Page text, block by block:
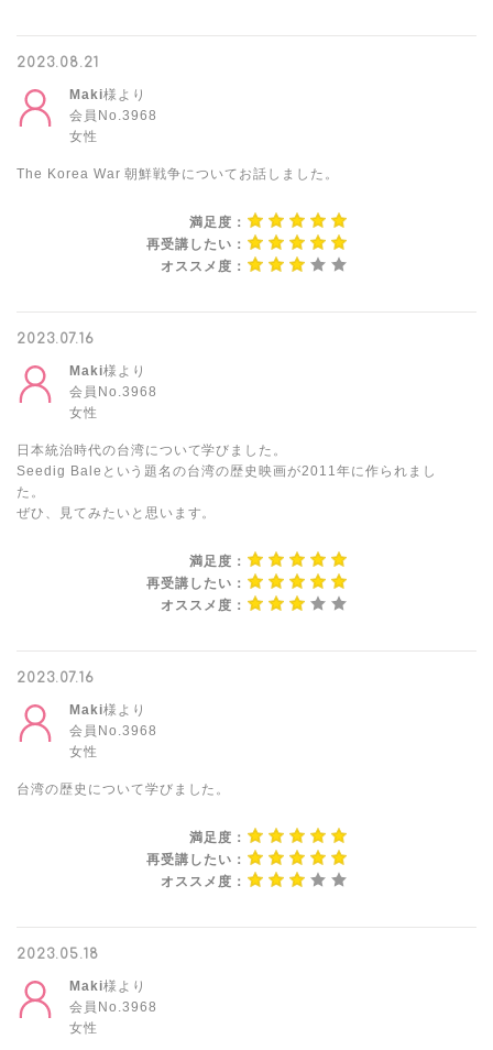
2023.08.21
Maki様より
会員No.3968
女性
The Korea War 朝鮮戦争についてお話しました。
満足度：
再受講したい：
オススメ度：
2023.07.16
Maki様より
会員No.3968
女性
日本統治時代の台湾について学びました。
Seedig Baleという題名の台湾の歴史映画が2011年に作られまし
た。
ぜひ、見てみたいと思います。
満足度：
再受講したい：
オススメ度：
2023.07.16
Maki様より
会員No.3968
女性
台湾の歴史について学びました。
満足度：
再受講したい：
オススメ度：
2023.05.18
Maki様より
会員No.3968
女性